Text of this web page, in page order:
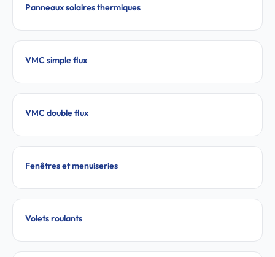
Panneaux solaires thermiques
VMC simple flux
VMC double flux
Fenêtres et menuiseries
Volets roulants